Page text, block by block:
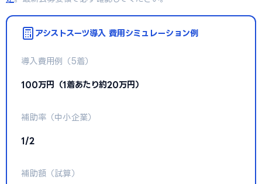
アシストスーツ導入 費用シミュレーション例
導入費用例（5着）
100万円（1着あたり約20万円）
補助率（中小企業）
1/2
補助額（試算）